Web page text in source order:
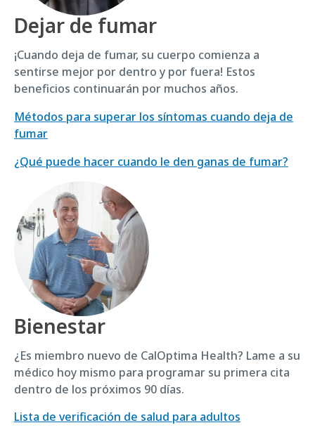
Dejar de fumar
¡Cuando deja de fumar, su cuerpo comienza a
sentirse mejor por dentro y por fuera! Estos
beneficios continuarán por muchos años.
Métodos para superar los síntomas cuando deja de
fumar
¿Qué puede hacer cuando le den ganas de fumar?
Bienestar
¿Es miembro nuevo de CalOptima Health? Lame a su
médico hoy mismo para programar su primera cita
dentro de los próximos 90 días.
Lista de verificación de salud para adultos